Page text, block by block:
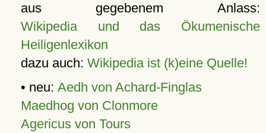
aus gegebenem Anlass:
Wikipedia und das Ökumenische
Heiligenlexikon
dazu auch: Wikipedia ist (k)eine Quelle!
• neu: Aedh von Achard-Finglas
Maedhog von Clonmore
Agericus von Tours